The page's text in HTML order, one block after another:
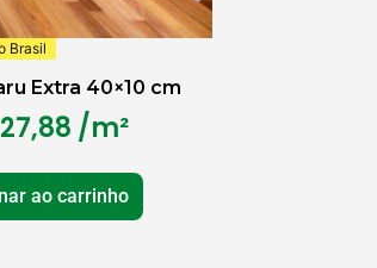
Brasil
Extra 40×10 cm
/m²
ao carrinho